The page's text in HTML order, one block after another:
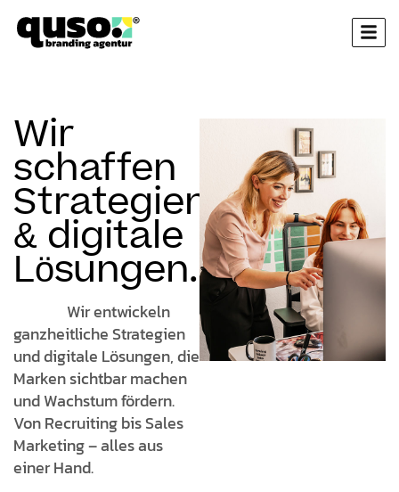
Wir
schaffen
Strategien
& digitale
Lösungen.
Wir entwickeln
ganzheitliche Strategien
und digitale Lösungen, die
Marken sichtbar machen
und Wachstum fördern.
Von Recruiting bis Sales
Marketing – alles aus
einer Hand.